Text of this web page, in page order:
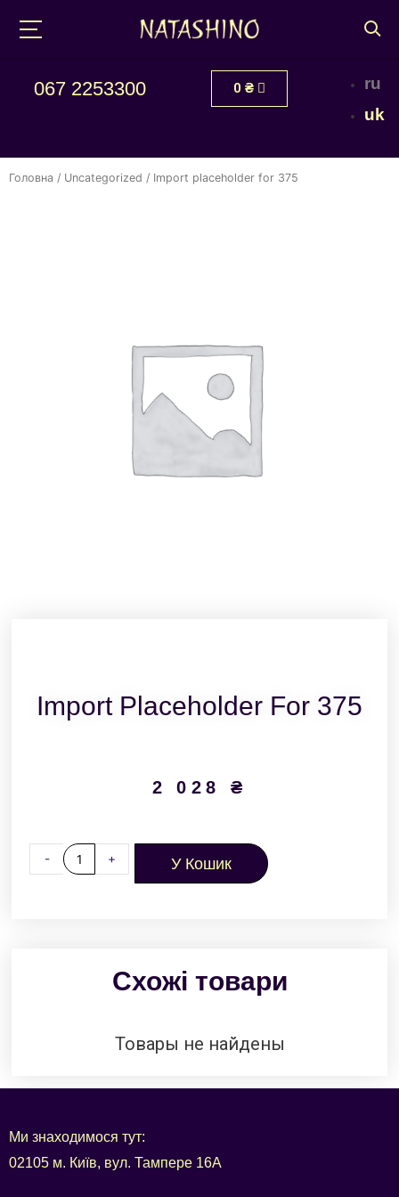
067 2253300 0 ₴
ru
uk
Головна / Uncategorized / Import placeholder for 375
Import Placeholder For 375
2 028 ₴
- + У Кошик
Схожі товари
Товары не найдены
Ми знаходимося тут:
02105 м. Київ, вул. Тампере 16А